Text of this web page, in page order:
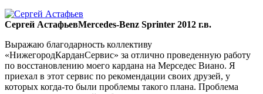
Сергей АстафьевMercedes-Benz Sprinter 2012 г.в.
Выражаю благодарность коллективу
«НижегородКарданСервис» за отлично проведенную работу
по восстановлению моего кардана на Мерседес Виано. Я
приехал в этот сервис по рекомендации своих друзей, у
которых когда-то были проблемы такого плана. Проблема